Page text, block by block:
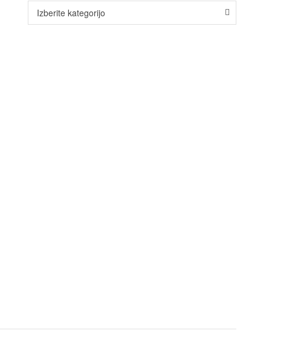
Vsi
prispevki
Izberite kategorijo